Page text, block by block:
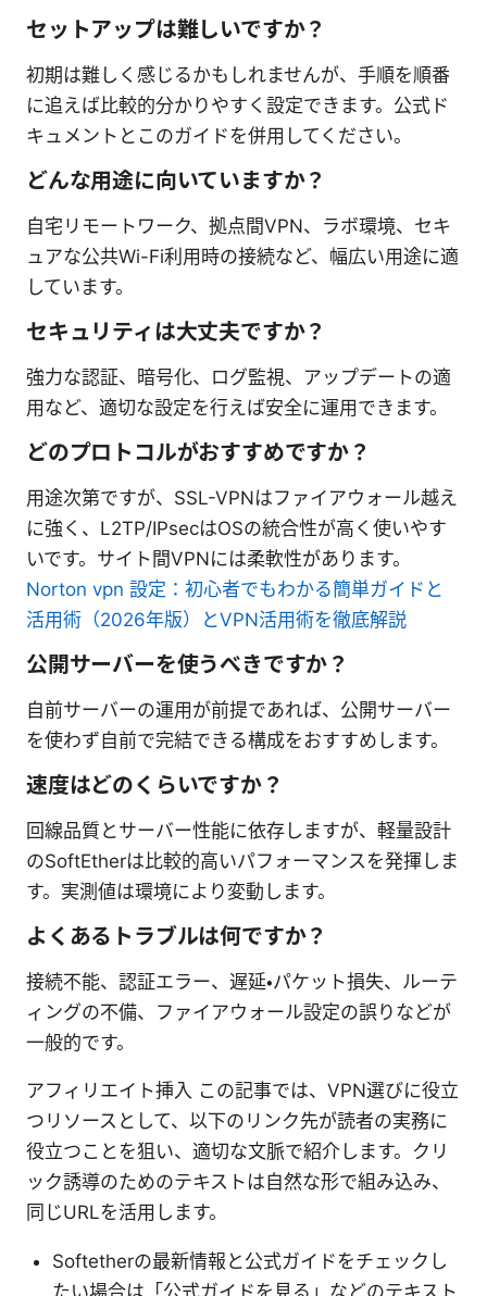
セットアップは難しいですか？
初期は難しく感じるかもしれませんが、手順を順番
に追えば比較的分かりやすく設定できます。公式ド
キュメントとこのガイドを併用してください。
どんな用途に向いていますか？
自宅リモートワーク、拠点間VPN、ラボ環境、セキ
ュアな公共Wi-Fi利用時の接続など、幅広い用途に適
しています。
セキュリティは大丈夫ですか？
強力な認証、暗号化、ログ監視、アップデートの適
用など、適切な設定を行えば安全に運用できます。
どのプロトコルがおすすめですか？
用途次第ですが、SSL-VPNはファイアウォール越え
に強く、L2TP/IPsecはOSの統合性が高く使いやす
いです。サイト間VPNには柔軟性があります。
Norton vpn 設定：初心者でもわかる簡単ガイドと
活用術（2026年版）とVPN活用術を徹底解説
公開サーバーを使うべきですか？
自前サーバーの運用が前提であれば、公開サーバー
を使わず自前で完結できる構成をおすすめします。
速度はどのくらいですか？
回線品質とサーバー性能に依存しますが、軽量設計
のSoftEtherは比較的高いパフォーマンスを発揮しま
す。実測値は環境により変動します。
よくあるトラブルは何ですか？
接続不能、認証エラー、遅延・パケット損失、ルーテ
ィングの不備、ファイアウォール設定の誤りなどが
一般的です。
アフィリエイト挿入 この記事では、VPN選びに役立
つリソースとして、以下のリンク先が読者の実務に
役立つことを狙い、適切な文脈で紹介します。クリ
ック誘導のためのテキストは自然な形で組み込み、
同じURLを活用します。
Softetherの最新情報と公式ガイドをチェックし
たい場合は「公式ガイドを見る」などのテキスト